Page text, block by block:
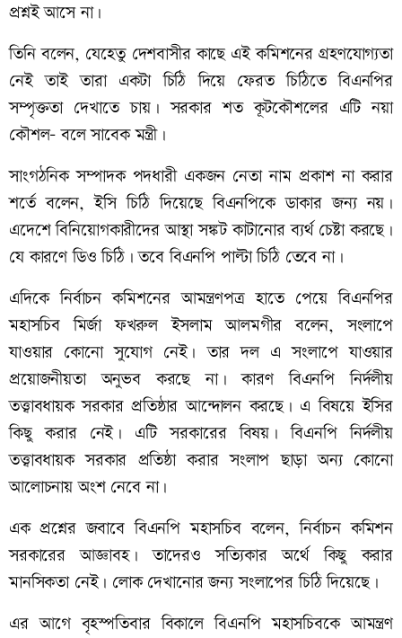
প্রশ্নই আসে না।
তিনি বলেন, যেহেতু দেশবাসীর কাছে এই কমিশনের গ্রহণযোগ্যতা
নেই তাই তারা একটা চিঠি দিয়ে ফেরত চিঠিতে বিএনপির
সম্পৃক্ততা দেখাতে চায়। সরকার শত কূটকৌশলের এটি নয়া
কৌশল- বলে সাবেক মন্ত্রী।
সাংগঠনিক সম্পাদক পদধারী একজন নেতা নাম প্রকাশ না করার
শর্তে বলেন, ইসি চিঠি দিয়েছে বিএনপিকে ডাকার জন্য নয়।
এদেশে বিনিয়োগকারীদের আস্থা সঙ্কট কাটানোর ব্যর্থ চেষ্টা করছে।
যে কারণে ডিও চিঠি। তবে বিএনপি পাল্টা চিঠি তেবে না।
এদিকে নির্বাচন কমিশনের আমন্ত্রণপত্র হাতে পেয়ে বিএনপির
মহাসচিব মির্জা ফখরুল ইসলাম আলমগীর বলেন,সংলাপে
যাওয়ার কোনো সুযোগ নেই। তার দল এ সংলাপে যাওয়ার
প্রয়োজনীয়তা
অনুভব করছে না। কারণ বিএনপি
নির্দলীয়
তত্ত্বাবধায়ক সরকার প্রতিষ্ঠার আন্দোলন করছে। এ বিষয়ে ইসির
কিছু করার নেই। এটি সরকারের বিষয়। বিএনপি নির্দলীয়
তত্ত্বাবধায়ক সরকার প্রতিষ্ঠা করার সংলাপ ছাড়া অন্য কোনো
আলোচনায় অংশ নেবে না।
এক প্রশ্নের জবাবে বিএনপি মহাসচিব বলেন,নির্বাচন কমিশন
সরকারের
আজ্ঞাবহ। তাদেরও সত্যিকার অর্থে কিছু
করার
মানসিকতা নেই। লোক দেখানোর জন্য সংলাপের চিঠি দিয়েছে।
এর আগে বৃহস্পতিবার বিকালে বিএনপি মহাসচিবকে আমন্ত্রণ